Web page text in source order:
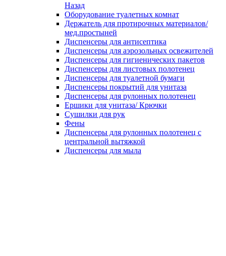
Назад
Оборудование туалетных комнат
Держатель для протирочных материалов/
мед.простыней
Диспенсеры для антисептика
Диспенсеры для аэрозольных освежителей
Диспенсеры для гигиенических пакетов
Диспенсеры для листовых полотенец
Диспенсеры для туалетной бумаги
Диспенсеры покрытий для унитаза
Диспенсеры для рулонных полотенец
Ершики для унитаза/ Крючки
Сушилки для рук
Фены
Диспенсеры для рулонных полотенец с
центральной вытяжкой
Диспенсеры для мыла